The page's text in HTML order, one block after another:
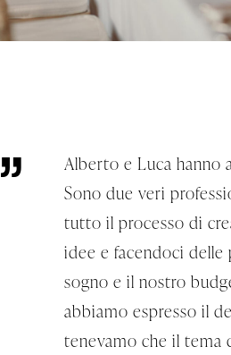
Alberto e Luca hanno
Sono due veri
tutto il processo di
idee e facendoci
sogno e il nostro
abbiamo espresso il
tenevamo che il tema